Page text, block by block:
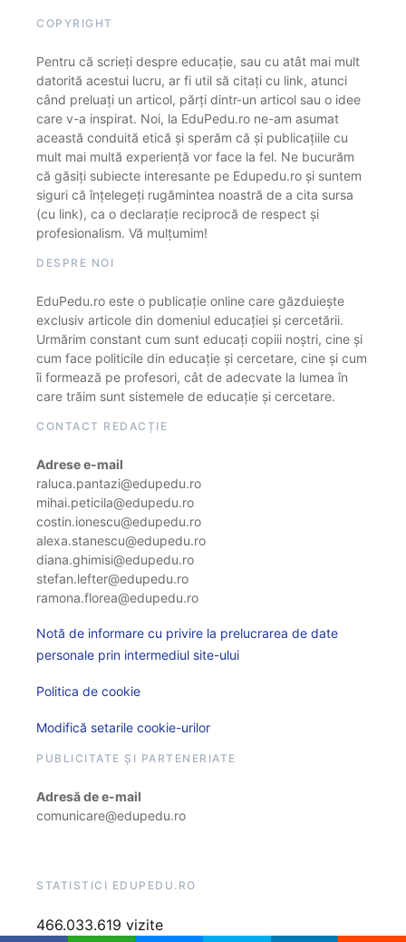
COPYRIGHT
Pentru că scrieți despre educație, sau cu atât mai mult
datorită acestui lucru, ar fi util să citați cu link, atunci
când preluați un articol, părți dintr-un articol sau o idee
care v-a inspirat. Noi, la EduPedu.ro ne-am asumat
această conduită etică și sperăm că și publicațiile cu
mult mai multă experiență vor face la fel. Ne bucurăm
că găsiți subiecte interesante pe Edupedu.ro și suntem
siguri că înțelegeți rugămintea noastră de a cita sursa
(cu link), ca o declarație reciprocă de respect și
profesionalism. Vă mulțumim!
DESPRE NOI
EduPedu.ro este o publicație online care găzduiește
exclusiv articole din domeniul educației și cercetării.
Urmărim constant cum sunt educați copiii noștri, cine și
cum face politicile din educație și cercetare, cine și cum
îi formează pe profesori, cât de adecvate la lumea în
care trăim sunt sistemele de educație și cercetare.
CONTACT REDACȚIE
Adrese e-mail
raluca.pantazi@edupedu.ro
mihai.peticila@edupedu.ro
costin.ionescu@edupedu.ro
alexa.stanescu@edupedu.ro
diana.ghimisi@edupedu.ro
stefan.lefter@edupedu.ro
ramona.florea@edupedu.ro
Notă de informare cu privire la prelucrarea de date
personale prin intermediul site-ului
Politica de cookie
Modifică setarile cookie-urilor
PUBLICITATE ȘI PARTENERIATE
Adresă de e-mail
comunicare@edupedu.ro
STATISTICI EDUPEDU.RO
466.033.619 vizite